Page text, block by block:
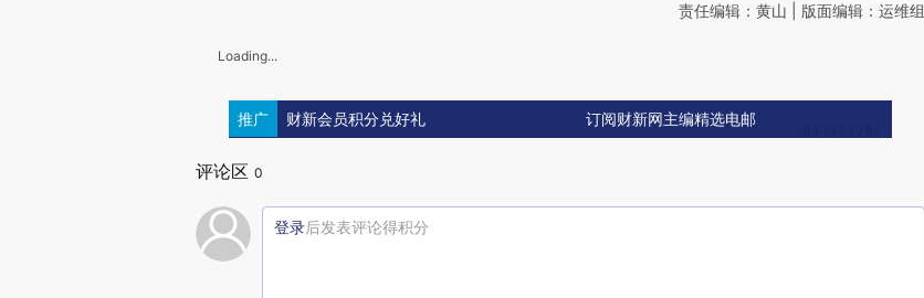
责任编辑：黄山 | 版面编辑：运维组
Loading...
推广 财新会员积分兑好礼 订阅财新网主编精选电邮
评论区 0
登录后发表评论得积分